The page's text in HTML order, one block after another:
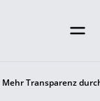
Mehr Transparenz